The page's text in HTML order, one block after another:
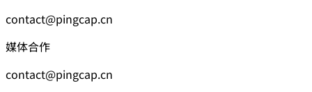
contact@pingcap.cn
媒体合作
contact@pingcap.cn